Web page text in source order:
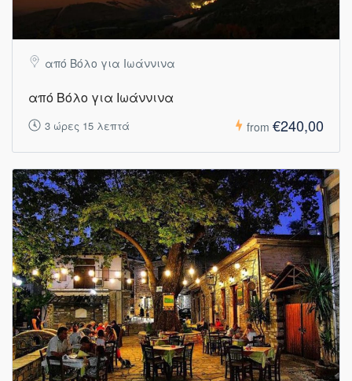
από Βόλο για Ιωάννινα
από Βόλο για Ιωάννινα
3 ώρες 15 λεπτά from €240,00